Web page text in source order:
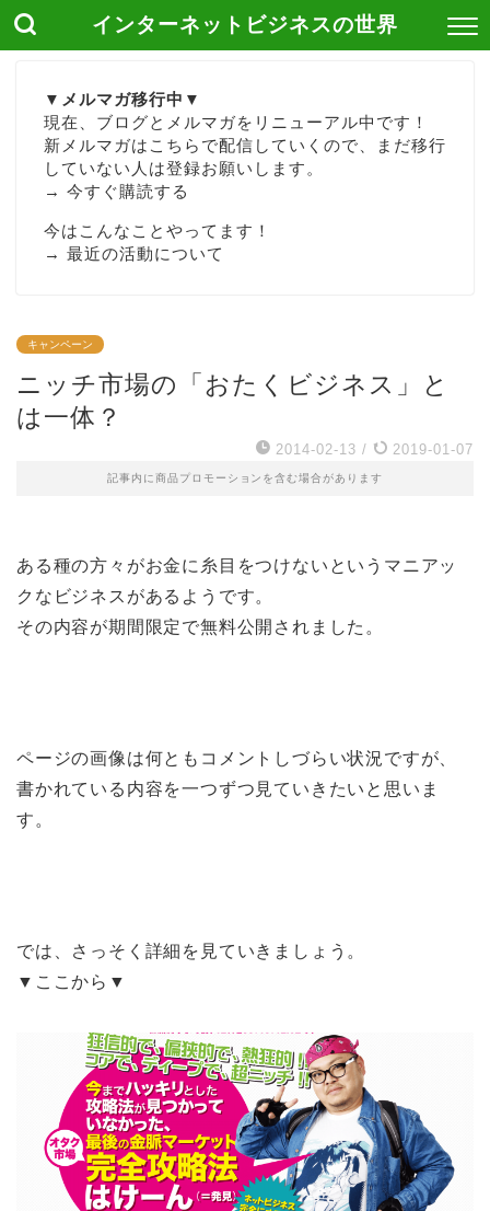
インターネットビジネスの世界
▼メルマガ移行中▼
現在、ブログとメルマガをリニューアル中です！
新メルマガはこちらで配信していくので、まだ移行
していない人は登録お願いします。
→ 今すぐ購読する
今はこんなことやってます！
→ 最近の活動について
キャンペーン
ニッチ市場の「おたくビジネス」と
は一体？
2014-02-13 / 2019-01-07
記事内に商品プロモーションを含む場合があります
ある種の方々がお金に糸目をつけないというマニアッ
クなビジネスがあるようです。
その内容が期間限定で無料公開されました。
ページの画像は何ともコメントしづらい状況ですが、
書かれている内容を一つずつ見ていきたいと思いま
す。
では、さっそく詳細を見ていきましょう。
▼ここから▼